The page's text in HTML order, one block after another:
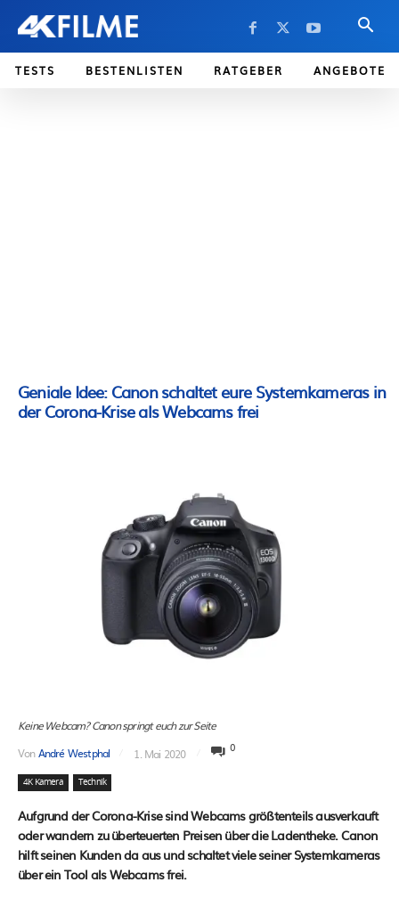
TESTS BESTENLISTEN RATGEBER ANGEBOTE
Geniale Idee: Canon schaltet eure Systemkameras in
der Corona-Krise als Webcams frei
Keine Webcam? Canon springt euch zur Seite
VonAndré Westphal 1. Mai 2020 0
4K Kamera Technik
Aufgrund der Corona-Krise sind Webcams größtenteils ausverkauft
oder wandern zu überteuerten Preisen über die Ladentheke. Canon
hilft seinen Kunden da aus und schaltet viele seiner Systemkameras
über ein Tool als Webcams frei.